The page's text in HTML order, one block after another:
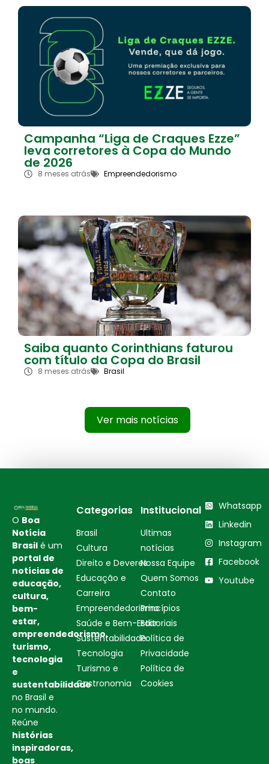
Campanha “Liga de Craques Ezze”
leva corretores à Copa do Mundo
de 2026
8 meses atrás Empreendedorismo
Saiba quanto Corinthians faturou
com título da Copa do Brasil
8 meses atrás Brasil
Ver mais notícias
O Boa
Notícia
Brasil é um
portal de
notícias de
educação,
cultura,
bem-
estar,
empreendedorismo,
turismo,
tecnologia
e
sustentabilidade
no Brasil e
no mundo.
Reúne
histórias
inspiradoras,
boas
Categorias
Brasil
Cultura
Direito e Deveres
Educação e
Carreira
Empreendedorismo
Saúde e Bem-Estar
Sustentabilidade
Tecnologia
Turismo e
Gastronomia
Institucional
Ultimas
notícias
Nossa Equipe
Quem Somos
Contato
Princípios
Editoriais
Política de
Privacidade
Política de
Cookies
Whatsapp
Linkedin
Instagram
Facebook
Youtube